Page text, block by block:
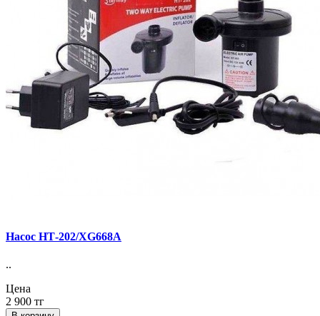
Насос НТ-202/XG668A
..
Цена
2 900 тг